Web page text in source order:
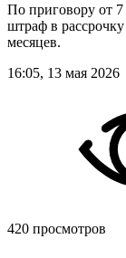
По приговору от
штраф в
месяцев.
16:05, 13 мая 2026
420 просмотров